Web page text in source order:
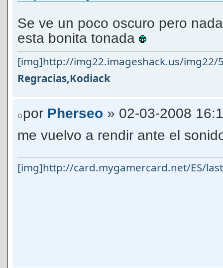
Se ve un poco oscuro pero
esta bonita tonada
[img]http://img22.imageshack.us/
Regracias,Kodiack
por Pherseo » 02-03-2008
me vuelvo a rendir ante el
[img]http://card.mygamercard.net/ES/